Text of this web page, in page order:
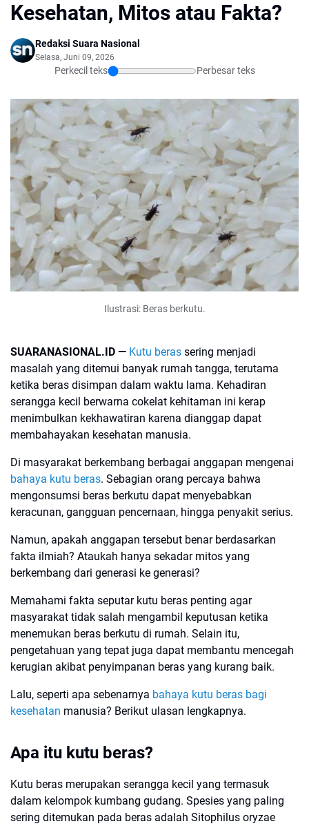
Kesehatan, Mitos atau Fakta?
Redaksi Suara Nasional
Selasa, Juni 09, 2026
Perkecil teks Perbesar teks
Ilustrasi: Beras berkutu.
SUARANASIONAL.ID — Kutu beras sering menjadi
masalah yang ditemui banyak rumah tangga, terutama
ketika beras disimpan dalam waktu lama. Kehadiran
serangga kecil berwarna cokelat kehitaman ini kerap
menimbulkan kekhawatiran karena dianggap dapat
membahayakan kesehatan manusia.
Di masyarakat berkembang berbagai anggapan mengenai
bahaya kutu beras. Sebagian orang percaya bahwa
mengonsumsi beras berkutu dapat menyebabkan
keracunan, gangguan pencernaan, hingga penyakit serius.
Namun, apakah anggapan tersebut benar berdasarkan
fakta ilmiah? Ataukah hanya sekadar mitos yang
berkembang dari generasi ke generasi?
Memahami fakta seputar kutu beras penting agar
masyarakat tidak salah mengambil keputusan ketika
menemukan beras berkutu di rumah. Selain itu,
pengetahuan yang tepat juga dapat membantu mencegah
kerugian akibat penyimpanan beras yang kurang baik.
Lalu, seperti apa sebenarnya bahaya kutu beras bagi
kesehatan manusia? Berikut ulasan lengkapnya.
Apa itu kutu beras?
Kutu beras merupakan serangga kecil yang termasuk
dalam kelompok kumbang gudang. Spesies yang paling
sering ditemukan pada beras adalah Sitophilus oryzae